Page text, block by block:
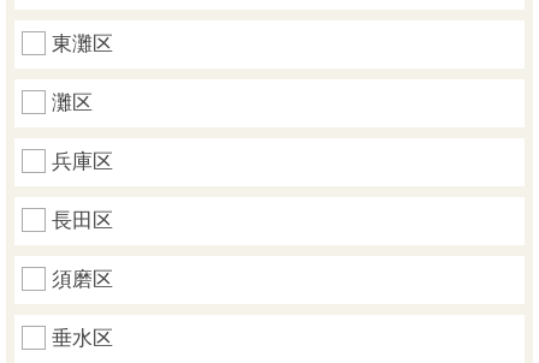
東灘区
灘区
兵庫区
長田区
須磨区
垂水区